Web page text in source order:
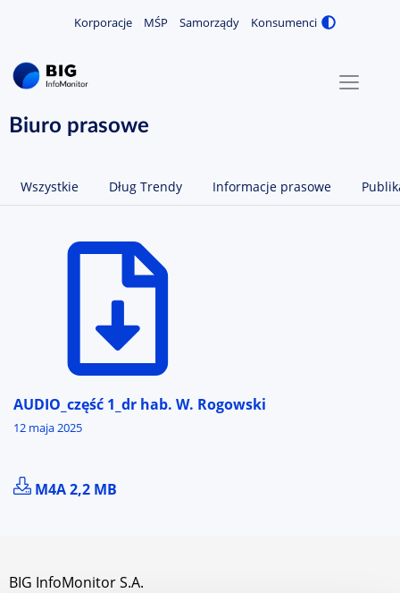
Korporacje MŚP Samorządy Konsumenci
MENU
O NAS
KONTAKT
Biuro prasowe
Wszystkie Dług Trendy Informacje prasowe
AUDIO_część 1_dr hab. W. Rogowski
12 maja 2025
POBIERZ PLIK AUDIO_CZĘŚĆ 1_DR HAB. W.
M4A 2,2 MB
BIG InfoMonitor S.A.